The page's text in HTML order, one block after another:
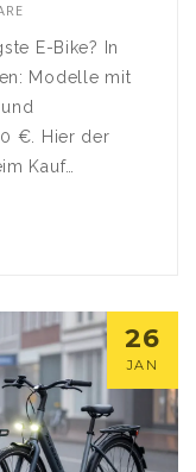
E-Bike? In
Modelle mit
€. Hier der
Kauf
26
JAN